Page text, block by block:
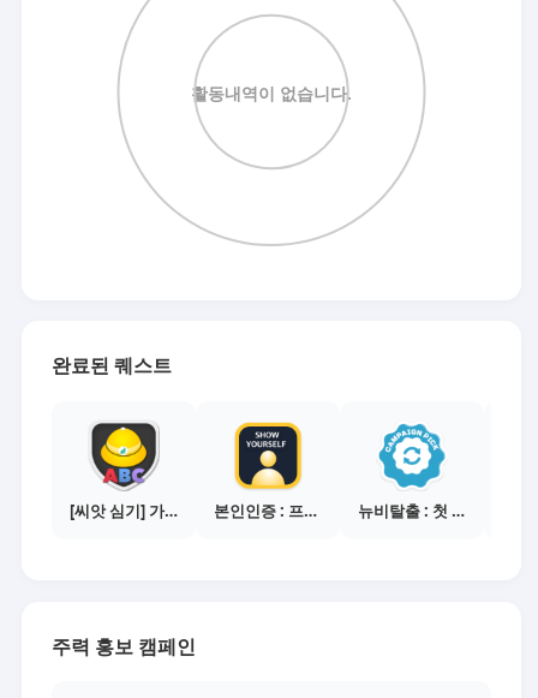
완료된 퀘스트
[씨앗 심기] 가이드보기 - 매체별 활동 가이드 본인인증 : 프로필 사진등록 뉴비탈출 : 첫 전환 달성
주력 홍보 캠페인